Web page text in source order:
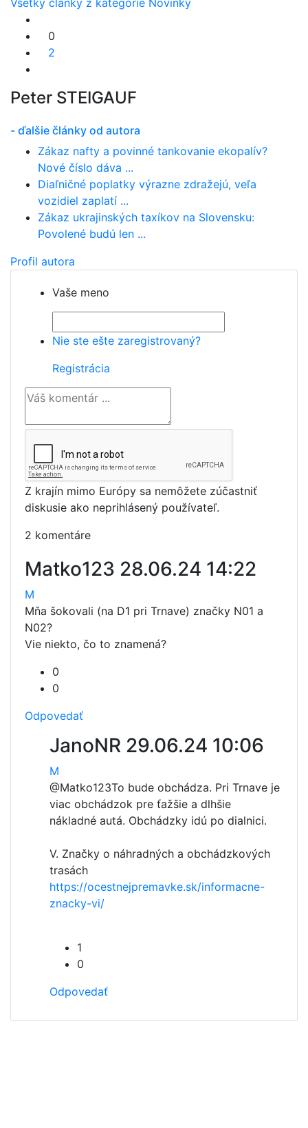
Všetky články z kategórie Novinky
0
2
Peter STEIGAUF
- ďalšie články od autora
Zákaz nafty a povinné tankovanie ekopalív?
Nové číslo dáva ...
Diaľničné poplatky výrazne zdražejú, veľa
vozidiel zaplatí ...
Zákaz ukrajinských taxíkov na Slovensku:
Povolené budú len ...
Profil autora
Vaše meno
Nie ste ešte zaregistrovaný?
Registrácia
Z krajín mimo Európy sa nemôžete zúčastniť
diskusie ako neprihlásený používateľ.
2 komentáre
Matko123 28.06.24 14:22
M
Mňa šokovali (na D1 pri Trnave) značky N01 a
N02?
Vie niekto, čo to znamená?
0
0
Odpovedať
JanoNR 29.06.24 10:06
M
@Matko123To bude obchádza. Pri Trnave je
viac obchádzok pre ťažšie a dlhšie
nákladné autá. Obchádzky idú po dialnici.
V. Značky o náhradných a obchádzkových
trasách
https://ocestnejpremavke.sk/informacne-
znacky-vi/
1
0
Odpovedať